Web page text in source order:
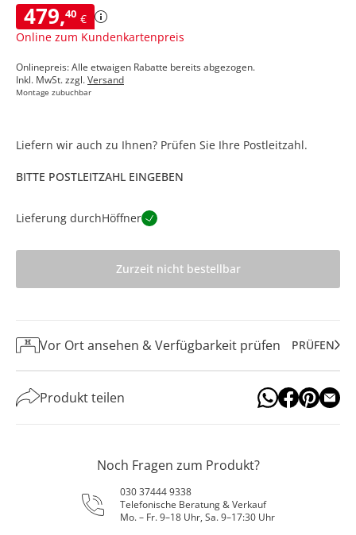
479,40 €
Online zum Kundenkartenpreis
Onlinepreis: Alle etwaigen Rabatte bereits abgezogen.
Inkl. MwSt. zzgl.Versand
Montage zubuchbar
Liefern wir auch zu Ihnen? Prüfen Sie Ihre Postleitzahl.
BITTE POSTLEITZAHL EINGEBEN
Lieferung durchHöffner
Zurzeit nicht bestellbar
Vor Ort ansehen & Verfügbarkeit prüfen PRÜFEN
Produkt teilen
Noch Fragen zum Produkt?
030 37444 9338
Telefonische Beratung & Verkauf
Mo. – Fr. 9–18 Uhr, Sa. 9–17:30 Uhr